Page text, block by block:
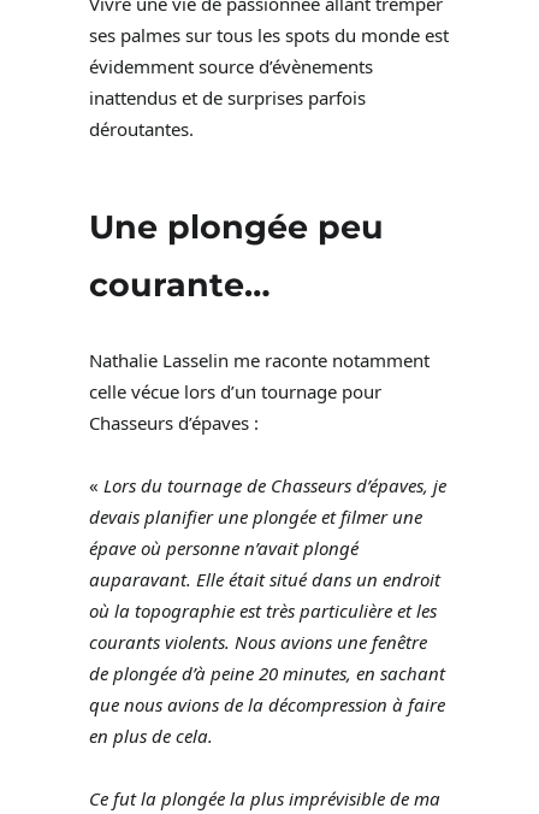
ses palmes sur tous les spots du monde est
évidemment source d’évènements
inattendus et de surprises parfois
déroutantes.
Une plongée peu
courante…
Nathalie Lasselin me raconte notamment
celle vécue lors d’un tournage pour
Chasseurs d’épaves :
« Lors du tournage de Chasseurs d’épaves, je
devais planifier une plongée et filmer une
épave où personne n’avait plongé
auparavant. Elle était situé dans un endroit
où la topographie est très particulière et les
courants violents. Nous avions une fenêtre
de plongée d’à peine 20 minutes, en sachant
que nous avions de la décompression à faire
en plus de cela.
Ce fut la plongée la plus imprévisible de ma